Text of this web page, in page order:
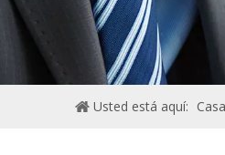
Usted está aquí: Casa